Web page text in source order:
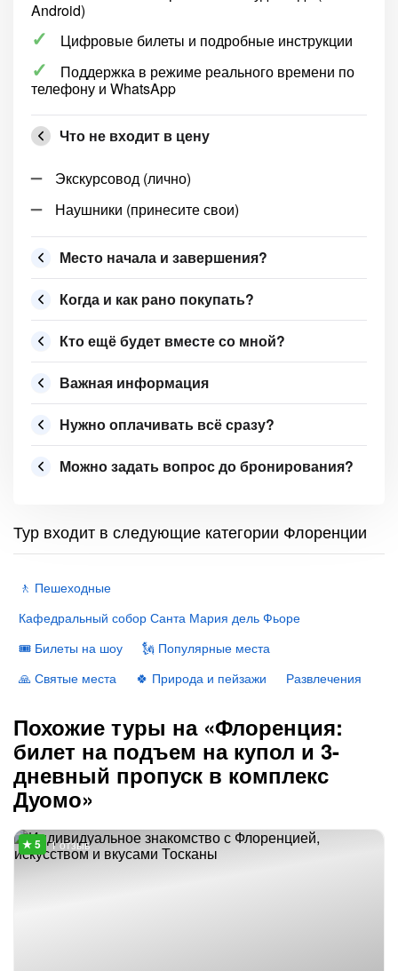
Android)
Цифровые билеты и подробные инструкции
Поддержка в режиме реального времени по
телефону и WhatsApp
Что не входит в цену
Экскурсовод (лично)
Наушники (принесите свои)
Место начала и завершения?
Когда и как рано покупать?
Кто ещё будет вместе со мной?
Важная информация
Нужно оплачивать всё сразу?
Можно задать вопрос до бронирования?
Тур входит в следующие категории Флоренции
🚶 Пешеходные
Кафедральный собор Санта Мария дель Фьоре
🎟 Билеты на шоу
🗽 Популярные места
🙏 Святые места
🍀 Природа и пейзажи Развлечения
Похожие туры на «Флоренция:
билет на подъем на купол и 3-
дневный пропуск в комплекс
Дуомо»
1 отзыв